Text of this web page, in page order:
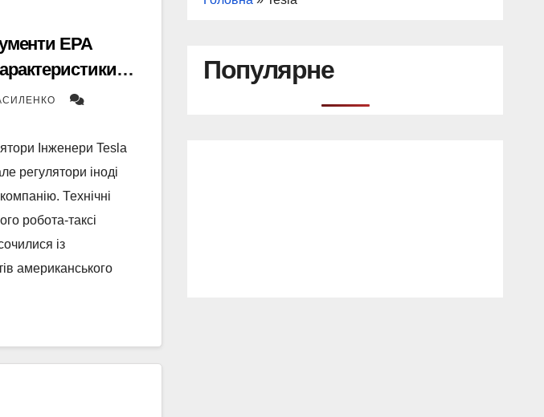
EPA
Інженери Tesla
регулятори іноді
Технічні
робота-таксі
із
американського
Популярне